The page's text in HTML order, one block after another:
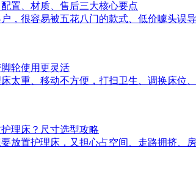
置、材质、售后三大核心要点
，很容易被五花八门的款式、低价噱头误
轮使用更灵活
太重、移动不方便，打扫卫生、调换床位
理床？尺寸选型攻略
放置护理床，又担心占空间、走路拥挤、